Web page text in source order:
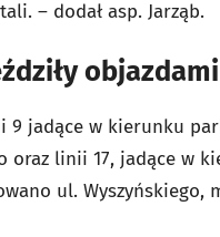
– dodał asp. Jarząb.
objazdami
9 jadące w kierunku
oraz linii 17, jadące w
ul. Wyszyńskiego,